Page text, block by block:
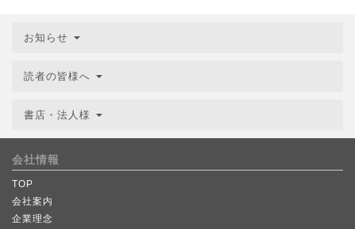
お知らせ
読者の皆様へ
書店・法人様
会社情報
TOP
会社案内
企業理念